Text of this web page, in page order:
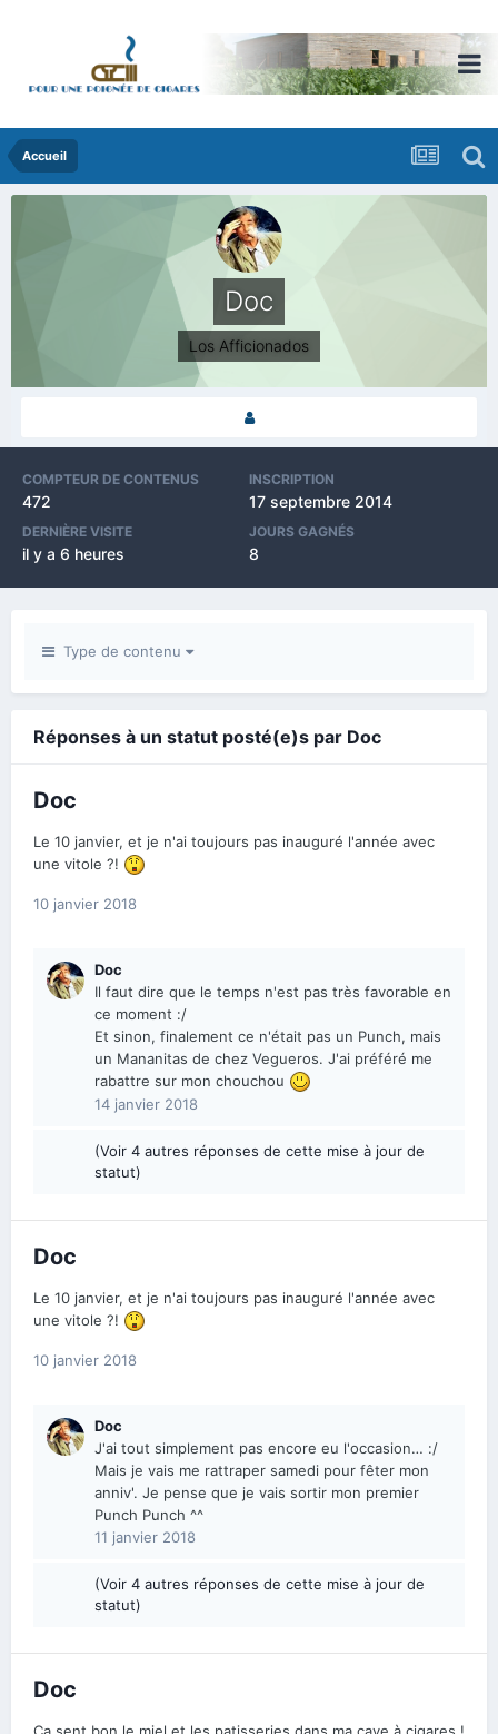
Accueil
Doc
Los Afficionados
COMPTEUR DE CONTENUS
472
INSCRIPTION
17 septembre 2014
DERNIÈRE VISITE
il y a 6 heures
JOURS GAGNÉS
8
Type de contenu
Réponses à un statut posté(e)s par Doc
Doc
Le 10 janvier, et je n'ai toujours pas inauguré l'année avec
une vitole ?!
10 janvier 2018
Doc
Il faut dire que le temps n'est pas très favorable en
ce moment :/
Et sinon, finalement ce n'était pas un Punch, mais
un Mananitas de chez Vegueros. J'ai préféré me
rabattre sur mon chouchou
14 janvier 2018
(Voir 4 autres réponses de cette mise à jour de
statut)
Doc
Le 10 janvier, et je n'ai toujours pas inauguré l'année avec
une vitole ?!
10 janvier 2018
Doc
J'ai tout simplement pas encore eu l'occasion… :/
Mais je vais me rattraper samedi pour fêter mon
anniv'. Je pense que je vais sortir mon premier
Punch Punch ^^
11 janvier 2018
(Voir 4 autres réponses de cette mise à jour de
statut)
Doc